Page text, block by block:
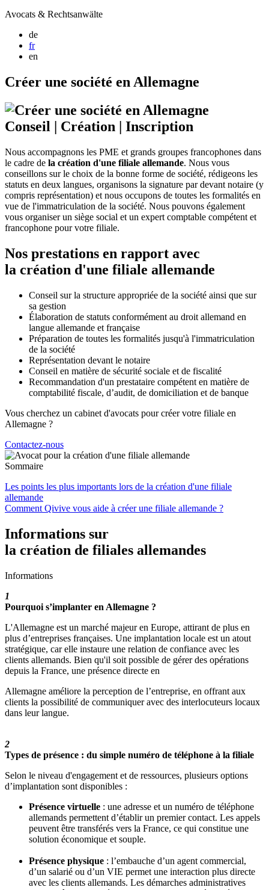
Avocats & Rechtsanwälte
de
fr
en
Créer une société en Allemagne
Conseil | Création | Inscription
Nous accompagnons les PME et grands groupes francophones dans
le cadre de la création d'une filiale allemande. Nous vous
conseillons sur le choix de la bonne forme de société, rédigeons les
statuts en deux langues, organisons la signature par devant notaire (y
compris représentation) et nous occupons de toutes les formalités en
vue de l'immatriculation de la société. Nous pouvons également
vous organiser un siège social et un expert comptable compétent et
francophone pour votre filiale.
Nos prestations en rapport avec
la création d'une filiale allemande
Conseil sur la structure appropriée de la société ainsi que sur
sa gestion
Élaboration de statuts conformément au droit allemand en
langue allemande et française
Préparation de toutes les formalités jusqu'à l'immatriculation
de la société
Représentation devant le notaire
Conseil en matière de sécurité sociale et de fiscalité
Recommandation d'un prestataire compétent en matière de
comptabilité fiscale, d’audit, de domiciliation et de banque
Vous cherchez un cabinet d'avocats pour créer votre filiale en
Allemagne ?
Contactez-nous
Sommaire
Les points les plus importants lors de la création d'une filiale
allemande
Comment Qivive vous aide à créer une filiale allemande ?
Informations sur
la création de filiales allemandes
Informations
1
Pourquoi s’implanter en Allemagne ?
L'Allemagne est un marché majeur en Europe, attirant de plus en
plus d’entreprises françaises. Une implantation locale est un atout
stratégique, car elle instaure une relation de confiance avec les
clients allemands. Bien qu'il soit possible de gérer des opérations
depuis la France, une présence directe en
Allemagne améliore la perception de l’entreprise, en offrant aux
clients la possibilité de communiquer avec des interlocuteurs locaux
dans leur langue.
2
Types de présence : du simple numéro de téléphone à la filiale
Selon le niveau d'engagement et de ressources, plusieurs options
d’implantation sont disponibles :
Présence virtuelle : une adresse et un numéro de téléphone
allemands permettent d’établir un premier contact. Les appels
peuvent être transférés vers la France, ce qui constitue une
solution économique et souple.
Présence physique : l’embauche d’un agent commercial,
d’un salarié ou d’un VIE permet une interaction plus directe
avec les clients allemands. Les démarches administratives